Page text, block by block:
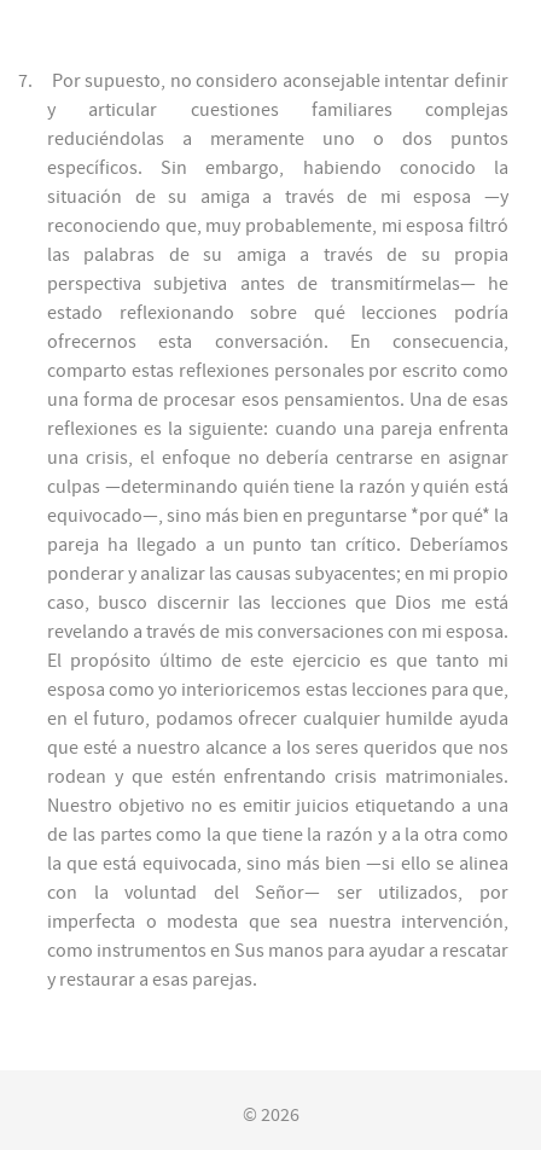
7.
Por supuesto, no considero aconsejable intentar definir
y articular cuestiones familiares complejas
reduciéndolas a meramente uno o dos puntos
específicos. Sin embargo, habiendo conocido la
situación de su amiga a través de mi esposa —y
reconociendo que, muy probablemente, mi esposa filtró
las palabras de su amiga a través de su propia
perspectiva subjetiva antes de transmitírmelas— he
estado reflexionando sobre qué lecciones podría
ofrecernos esta conversación. En consecuencia,
comparto estas reflexiones personales por escrito como
una forma de procesar esos pensamientos. Una de esas
reflexiones es la siguiente: cuando una pareja enfrenta
una crisis, el enfoque no debería centrarse en asignar
culpas —determinando quién tiene la razón y quién está
equivocado—, sino más bien en preguntarse *por qué* la
pareja ha llegado a un punto tan crítico. Deberíamos
ponderar y analizar las causas subyacentes; en mi propio
caso, busco discernir las lecciones que Dios me está
revelando a través de mis conversaciones con mi esposa.
El propósito último de este ejercicio es que tanto mi
esposa como yo interioricemos estas lecciones para que,
en el futuro, podamos ofrecer cualquier humilde ayuda
que esté a nuestro alcance a los seres queridos que nos
rodean y que estén enfrentando crisis matrimoniales.
Nuestro objetivo no es emitir juicios etiquetando a una
de las partes como la que tiene la razón y a la otra como
la que está equivocada, sino más bien —si ello se alinea
con la voluntad del Señor— ser utilizados, por
imperfecta o modesta que sea nuestra intervención,
como instrumentos en Sus manos para ayudar a rescatar
y restaurar a esas parejas.
© 2026